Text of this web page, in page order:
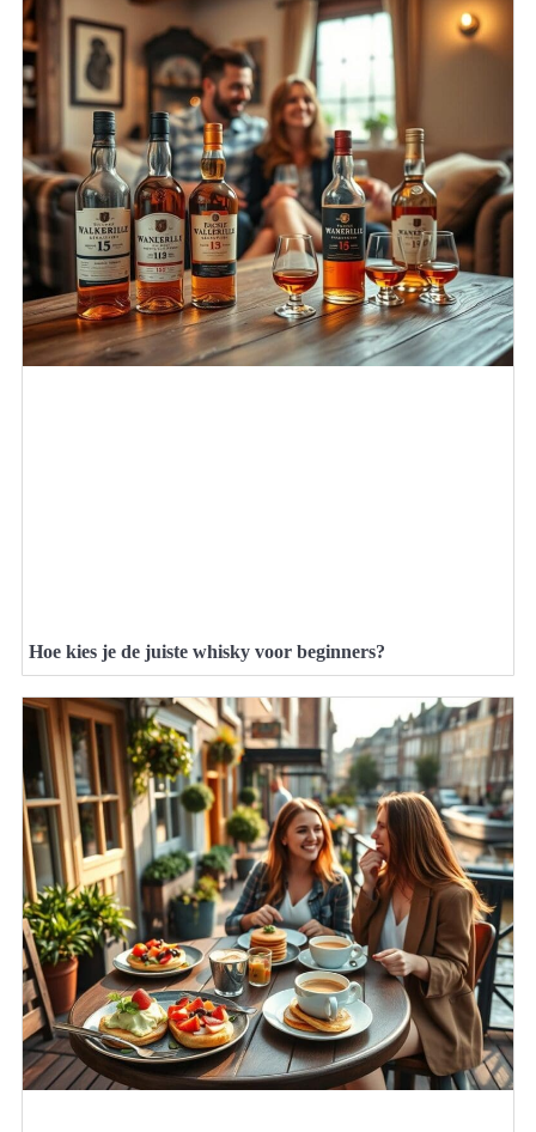
Hoe kies je de juiste whisky voor beginners?